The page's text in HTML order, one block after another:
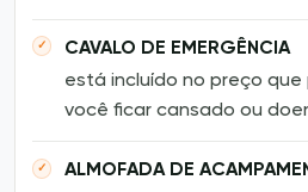
CAVALO DE EMERGÊNCIA
está incluído no preço
você ficar cansado ou
ALMOFADA DE